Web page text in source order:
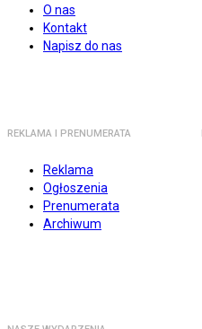
O nas
Kontakt
Napisz do nas
REKLAMA I PRENUMERATA
Reklama
Ogłoszenia
Prenumerata
Archiwum